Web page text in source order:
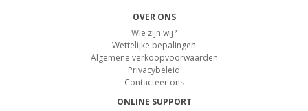
OVER ONS
Wie zijn wij?
Wettelijke bepalingen
Algemene verkoopvoorwaarden
Privacybeleid
Contacteer ons
ONLINE SUPPORT